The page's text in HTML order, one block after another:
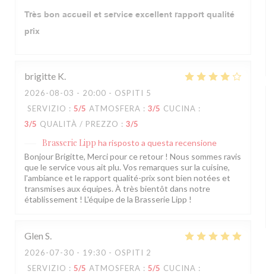
Très bon accueil et service excellent rapport qualité
prix
brigitte K
2026-08-03 - 20:00 - OSPITI 5
SERVIZIO : 5/5 ATMOSFERA : 3/5 CUCINA :
3/5 QUALITÀ / PREZZO : 3/5
Brasserie Lipp ha risposto a questa recensione
Bonjour Brigitte, Merci pour ce retour ! Nous sommes ravis
que le service vous ait plu. Vos remarques sur la cuisine,
l'ambiance et le rapport qualité-prix sont bien notées et
transmises aux équipes. À très bientôt dans notre
établissement ! L'équipe de la Brasserie Lipp !
Glen S
2026-07-30 - 19:30 - OSPITI 2
SERVIZIO : 5/5 ATMOSFERA : 5/5 CUCINA :